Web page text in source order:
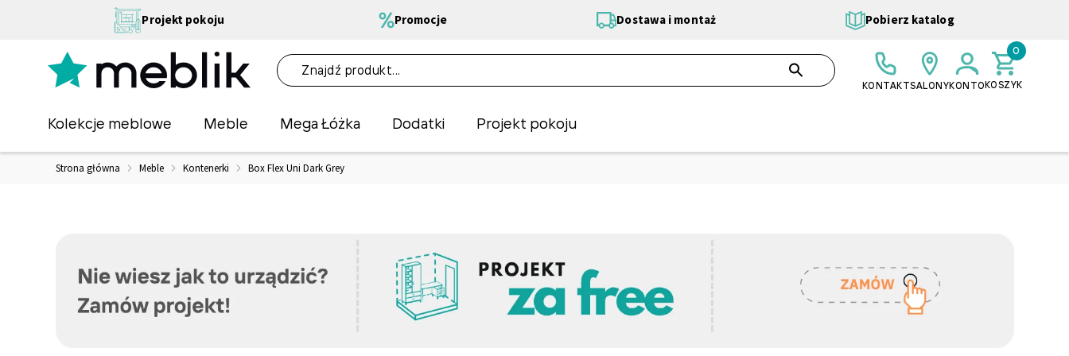
Projekt pokoju Promocje Dostawa i montaż Pobierz katalog
Kolekcje meblowe Meble Mega Łóżka Dodatki Projekt pokoju
SZUKAJ
KONTAKTSALONYKONTOKOSZYK
0,00 ZŁ
0
Strona główna Meble Kontenerki Box Flex Uni Dark Grey